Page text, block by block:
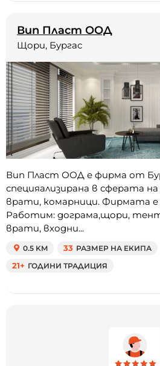
Вип Пласт ООД
Щори, Бургас
Вип Пласт ООД е фирма от
специяализирана в сферата
врати, комарници. Фирмата е
Работим: дограма,щори,
врати, входни...
0.5 KM 33 РАЗМЕР НА ЕКИПА
21+ ГОДИНИ ТРАДИЦИЯ